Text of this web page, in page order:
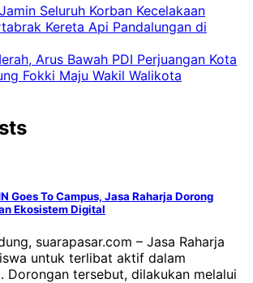
Seluruh Korban Kecelakaan
Kereta Api Pandalungan di
Arus Bawah PDI Perjuangan Kota
Fokki Maju Wakil Walikota
Goes To Campus, Jasa Raharja Dorong
Ekosistem Digital
suarapasar.com – Jasa Raharja
untuk terlibat aktif dalam
Dorongan tersebut, dilakukan melalui